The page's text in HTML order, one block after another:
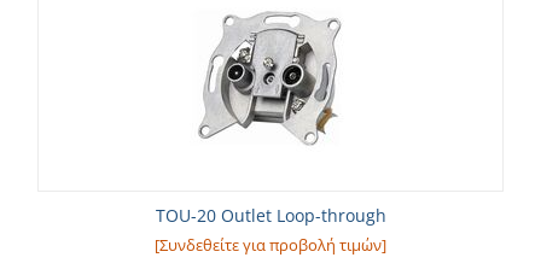
TOU-20 Outlet Loop-through
[Συνδεθείτε για προβολή τιμών]